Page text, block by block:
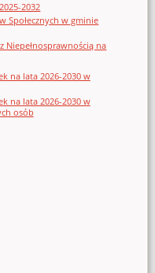
2032
Społecznych w gminie
Niepełnosprawnością na
na lata 2026-2030 w
na lata 2026-2030 w
osób